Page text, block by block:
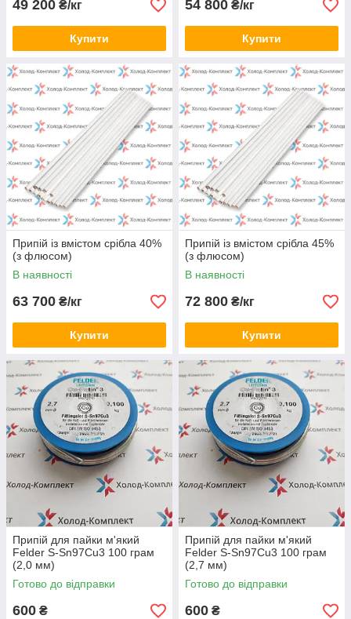
49 200 ₴/кг
Купити
54 800 ₴/кг
Купити
Припій із вмістом срібла 40%
(з флюсом)
В наявності
63 700 ₴/кг
Купити
Припій із вмістом срібла 45%
(з флюсом)
В наявності
72 800 ₴/кг
Купити
Припій для пайки м'який
Felder S-Sn97Cu3 100 грам
(2,0 мм)
Готово до відправки
600 ₴
Припій для пайки м'який
Felder S-Sn97Cu3 100 грам
(2,7 мм)
Готово до відправки
600 ₴